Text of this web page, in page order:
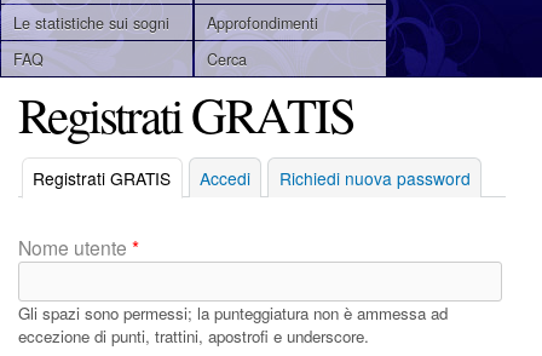
M
e
n
u
p
Le statistiche sui sogni
Approfondimenti
FAQ
Cerca
Registrati GRATIS
Registrati GRATIS (scheda attiva)
Accedi Richiedi nuova password
Nome utente *
Gli spazi sono permessi; la punteggiatura non è ammessa ad
eccezione di punti, trattini, apostrofi e underscore.